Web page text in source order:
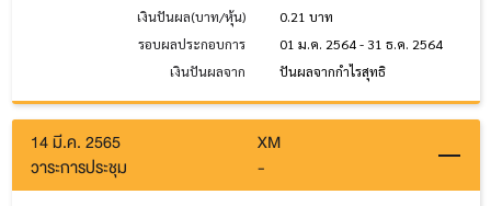
เงินปันผล(บาท/หุ้น)
0.21 บาท
รอบผลประกอบการ
01 ม.ค. 2564 - 31 ธ.ค. 2564
เงินปันผลจาก
ปันผลจากกำไรสุทธิ
14 มี.ค. 2565
XM
วาระการประชุม
-